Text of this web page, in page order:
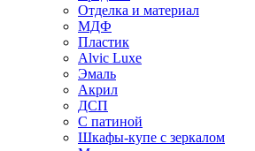
Отделка и материал
МДФ
Пластик
Alvic Luxe
Эмаль
Акрил
ДСП
С патиной
Шкафы-купе с зеркалом